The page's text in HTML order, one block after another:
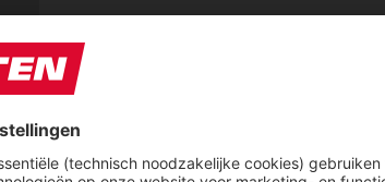
NEW CLASSICS
RETRO